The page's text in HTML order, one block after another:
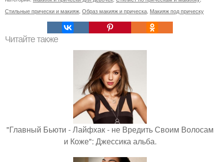
Стильные прически и макияж Образ макияж и прическа Макияж под прическу
Читайте также
"Главный Бьюти - Лайфхак - не Вредить Своим Волосам
и Коже": Джессика альба.